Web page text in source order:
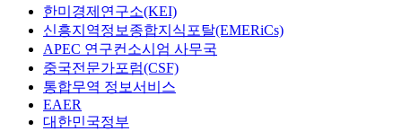
한미경제연구소(KEI)
신흥지역정보종합지식포탈(EMERiCs)
APEC 연구컨소시엄 사무국
중국전문가포럼(CSF)
통합무역 정보서비스
EAER
대한민국정부